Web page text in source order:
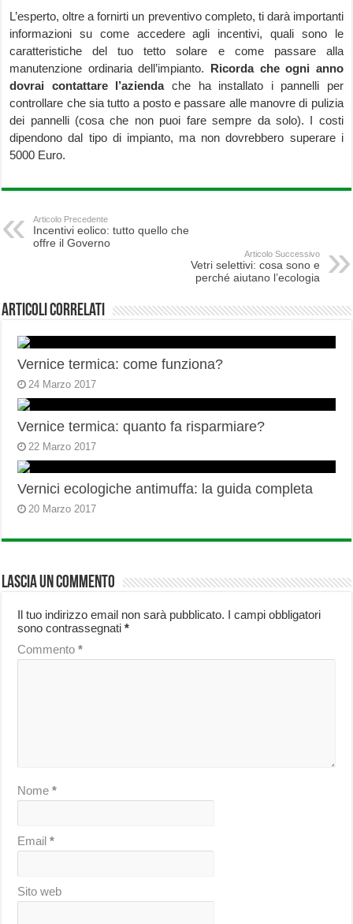
L’esperto, oltre a fornirti un preventivo completo, ti darà importanti
informazioni su come accedere agli incentivi, quali sono le
caratteristiche del tuo tetto solare e come passare alla
manutenzione ordinaria dell’impianto. Ricorda che ogni anno
dovrai contattare l’aziendache ha installato i pannelli per
controllare che sia tutto a posto e passare alle manovre di pulizia
dei pannelli (cosa che non puoi fare sempre da solo). I costi
dipendono dal tipo di impianto, ma non dovrebbero superare i
5000 Euro.
Articolo Precedente
Incentivi eolico: tutto quello che
offre il Governo
Articolo Successivo
Vetri selettivi: cosa sono e
perché aiutano l’ecologia
Articoli correlati
Vernice termica: come funziona?
24 Marzo 2017
Vernice termica: quanto fa risparmiare?
22 Marzo 2017
Vernici ecologiche antimuffa: la guida completa
20 Marzo 2017
Lascia un commento
Il tuo indirizzo email non sarà pubblicato. I campi obbligatori
sono contrassegnati*
Commento*
Nome*
Email*
Sito web